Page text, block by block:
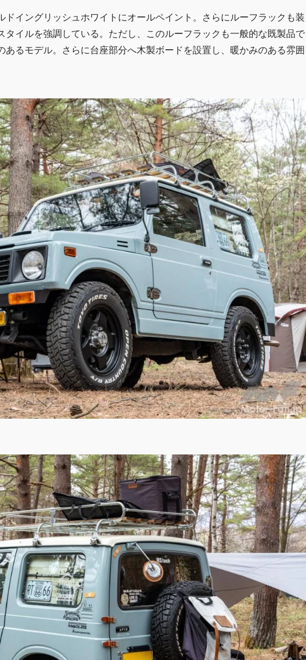
ドイングリッシュホワイトにオールペイント。さらにルーフラックも装
タイルを強調している。ただし、このルーフラックも一般的な既製品で
るモデル。さらに台座部分へ木製ボードを設置し、暖かみのある雰囲